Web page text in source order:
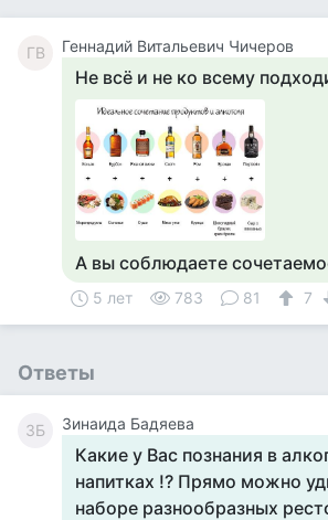
ГВ Геннадий Витальевич Чичеров
Не всё и не ко всему
А вы соблюдаете
5 лет 783 81 7
Ответы
ЗБ Зинаида Бадяева
Какие у Вас познания в
напитках !? Прямо можно
наборе разнообразных